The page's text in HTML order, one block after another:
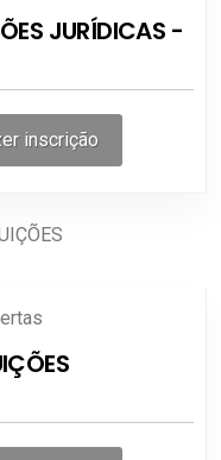
JURÍDICAS -
inscrição